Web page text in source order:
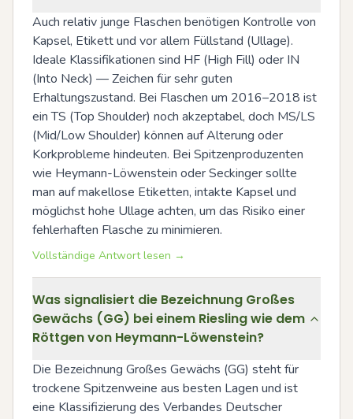
Auch relativ junge Flaschen benötigen Kontrolle von
Kapsel, Etikett und vor allem Füllstand (Ullage).
Ideale Klassifikationen sind HF (High Fill) oder IN
(Into Neck) — Zeichen für sehr guten
Erhaltungszustand. Bei Flaschen um 2016–2018 ist
ein TS (Top Shoulder) noch akzeptabel, doch MS/LS
(Mid/Low Shoulder) können auf Alterung oder
Korkprobleme hindeuten. Bei Spitzenproduzenten
wie Heymann-Löwenstein oder Seckinger sollte
man auf makellose Etiketten, intakte Kapsel und
möglichst hohe Ullage achten, um das Risiko einer
fehlerhaften Flasche zu minimieren.
Vollständige Antwort lesen →
Was signalisiert die Bezeichnung Großes
Gewächs (GG) bei einem Riesling wie dem
Röttgen von Heymann-Löwenstein?
Die Bezeichnung Großes Gewächs (GG) steht für
trockene Spitzenweine aus besten Lagen und ist
eine Klassifizierung des Verbandes Deutscher